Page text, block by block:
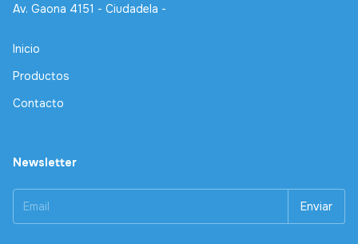
Av. Gaona 4151 - Ciudadela -
Inicio
Productos
Contacto
Newsletter